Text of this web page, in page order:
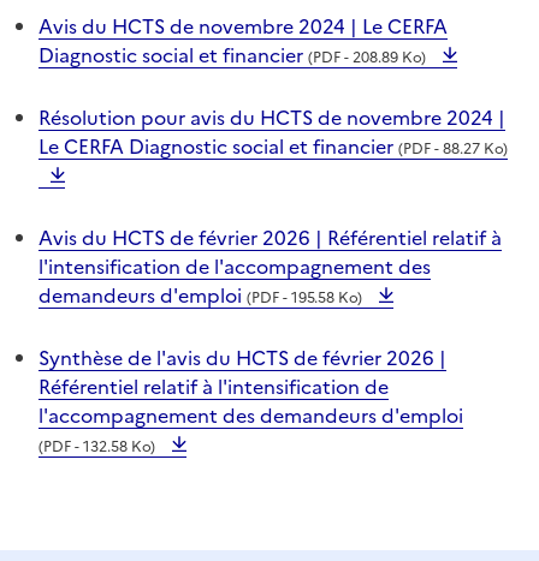
Avis du HCTS de novembre 2024 | Le CERFA
Diagnostic social et financier (PDF - 208.89 Ko)
Résolution pour avis du HCTS de novembre 2024 |
Le CERFA Diagnostic social et financier (PDF - 88.27 Ko)
Avis du HCTS de février 2026 | Référentiel relatif à
l'intensification de l'accompagnement des
demandeurs d'emploi (PDF - 195.58 Ko)
Synthèse de l'avis du HCTS de février 2026 |
Référentiel relatif à l'intensification de
l'accompagnement des demandeurs d'emploi
(PDF - 132.58 Ko)